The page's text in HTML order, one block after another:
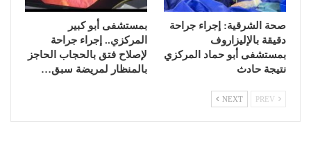
صحة الشرقية: إجراء جراحة
دقيقة بالإليزاروف
بمستشفى أبو حماد المركزي
نتيجة حادث
بمستشفى أبو كبير
المركزي.. إجراء جراحة
لإصلاح فتق بالحجاب الحاجز
بالمنظار لمريضة سبق…
NEXT